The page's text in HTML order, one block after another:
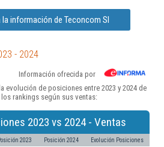
información de Teconcom Sl
- 2024
Información ofrecida por
evolución de posiciones entre 2023 y 2024 de
rankings según sus ventas:
2023 vs 2024 - Ventas
2023 Posición 2024 Evolución Posiciones